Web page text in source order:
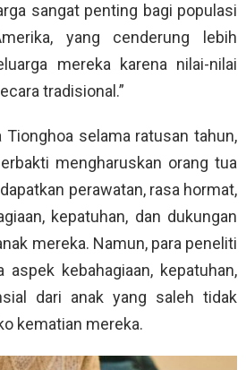
sangat penting bagi populasi
yang cenderung lebih
mereka karena nilai-nilai
tradisional.”
Tionghoa selama ratusan tahun,
mengharuskan orang tua
perawatan, rasa hormat,
kepatuhan, dan dukungan
mereka. Namun, para peneliti
aspek kebahagiaan, kepatuhan,
dari anak yang saleh tidak
kematian mereka.